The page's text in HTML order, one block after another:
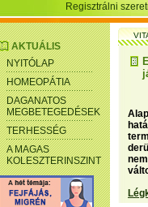
Regisztrálni
AKTUÁLIS
NYITÓLAP
HOMEOPÁTIA
DAGANATOS
MEGBETEGEDÉSEK
TERHESSÉG
A MAGAS
KOLESZTERINSZINT